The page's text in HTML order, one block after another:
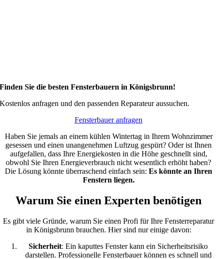
Finden Sie die besten Fensterbauern in Königsbrunn!
Kostenlos anfragen und den passenden Reparateur aussuchen.
Fensterbauer anfragen
Haben Sie jemals an einem kühlen Wintertag in Ihrem Wohnzimmer
gesessen und einen unangenehmen Luftzug gespürt? Oder ist Ihnen
aufgefallen, dass Ihre Energiekosten in die Höhe geschnellt sind,
obwohl Sie Ihren Energieverbrauch nicht wesentlich erhöht haben?
Die Lösung könnte überraschend einfach sein: Es könnte an Ihren
Fenstern liegen.
Warum Sie einen Experten benötigen
Es gibt viele Gründe, warum Sie einen Profi für Ihre Fensterreparatur
in Königsbrunn brauchen. Hier sind nur einige davon:
Sicherheit: Ein kaputtes Fenster kann ein Sicherheitsrisiko
darstellen. Professionelle Fensterbauer können es schnell und